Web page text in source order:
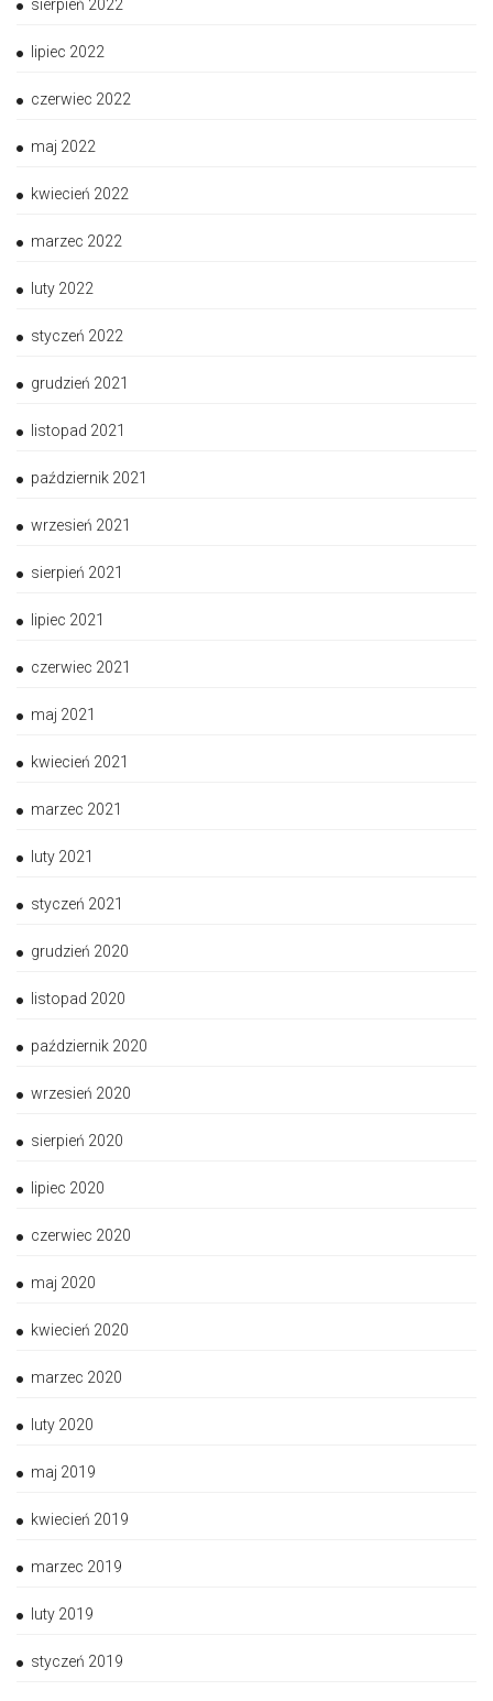
sierpień 2022
lipiec 2022
czerwiec 2022
maj 2022
kwiecień 2022
marzec 2022
luty 2022
styczeń 2022
grudzień 2021
listopad 2021
październik 2021
wrzesień 2021
sierpień 2021
lipiec 2021
czerwiec 2021
maj 2021
kwiecień 2021
marzec 2021
luty 2021
styczeń 2021
grudzień 2020
listopad 2020
październik 2020
wrzesień 2020
sierpień 2020
lipiec 2020
czerwiec 2020
maj 2020
kwiecień 2020
marzec 2020
luty 2020
maj 2019
kwiecień 2019
marzec 2019
luty 2019
styczeń 2019